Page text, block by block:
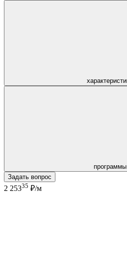
программы
Задать вопрос
2 25335 ₽/м